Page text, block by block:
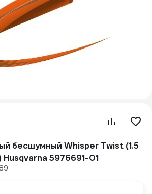
бесшумный Whisper Twist (1.5
Husqvarna 5976691-01